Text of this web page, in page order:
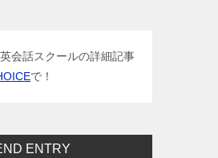
会話スクールの詳細記事
で！
ENTRY